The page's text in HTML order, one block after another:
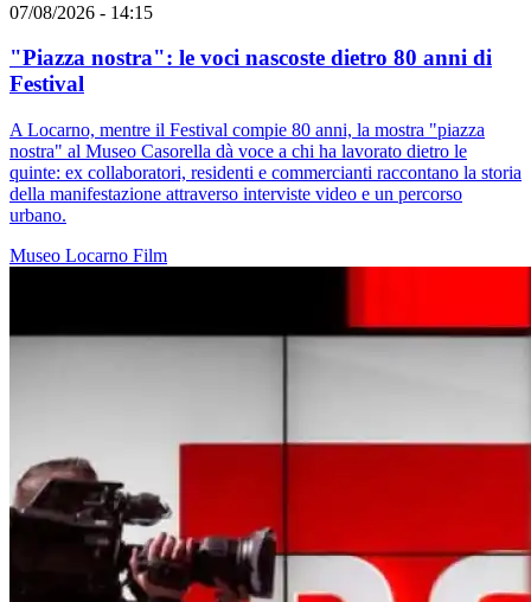
07/08/2026 - 14:15
"Piazza nostra": le voci nascoste dietro 80 anni di
Festival
A Locarno, mentre il Festival compie 80 anni, la mostra "piazza
nostra" al Museo Casorella dà voce a chi ha lavorato dietro le
quinte: ex collaboratori, residenti e commercianti raccontano la storia
della manifestazione attraverso interviste video e un percorso
urbano.
Museo Locarno Film